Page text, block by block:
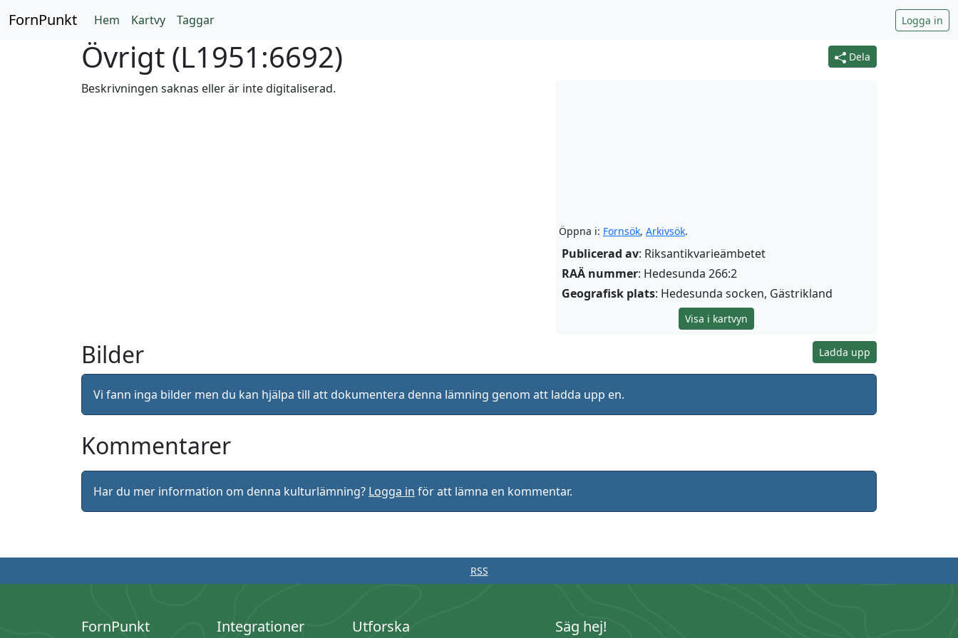
FornPunkt Hem Kartvy Taggar Logga in
Dela
Övrigt (L1951:6692)
Öppna i: Fornsök, Arkivsök.
Publicerad av: Riksantikvarieämbetet
RAÄ nummer: Hedesunda 266:2
Geografisk plats: Hedesunda socken, Gästrikland
Visa i kartvyn
Beskrivningen saknas eller är inte digitaliserad.
Ladda upp
Bilder
Vi fann inga bilder men du kan hjälpa till att dokumentera denna lämning genom att ladda upp en.
Kommentarer
Har du mer information om denna kulturlämning? Logga in för att lämna en kommentar.
RSS
FornPunkt Integrationer Utforska Säg hej!